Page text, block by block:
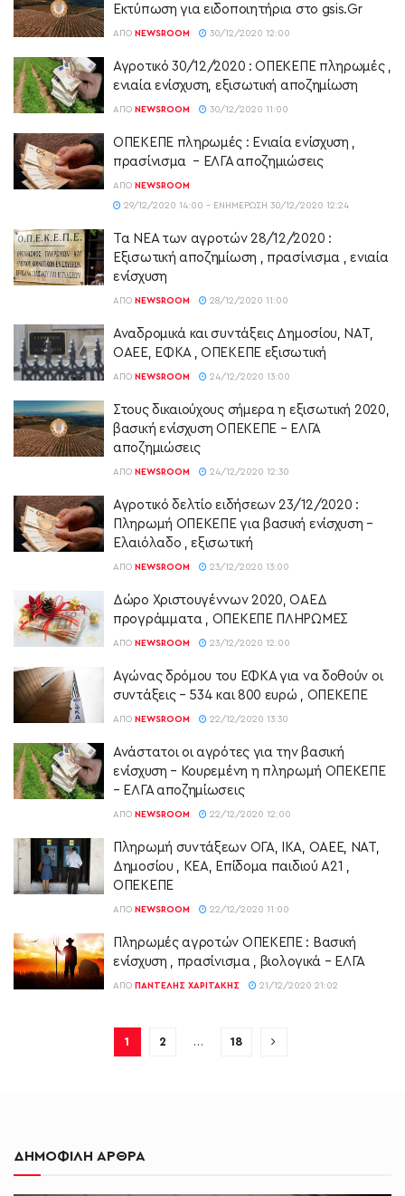
Εκτύπωση για ειδοποιητήρια στο gsis.Gr
ΑΠΌ NEWSROOM 30/12/2020 12:00
Αγροτικό 30/12/2020 : ΟΠΕΚΕΠΕ πληρωμές ,
ενιαία ενίσχυση, εξισωτική αποζημίωση
ΑΠΌ NEWSROOM 30/12/2020 11:00
ΟΠΕΚΕΠΕ πληρωμές : Ενιαία ενίσχυση ,
πρασίνισμα – ΕΛΓΑ αποζημιώσεις
ΑΠΌ NEWSROOM
29/12/2020 14:00 - ΕΝΗΜΈΡΩΣΗ 30/12/2020 12:24
Τα ΝΕΑ των αγροτών 28/12/2020 :
Εξισωτική αποζημίωση , πρασίνισμα , ενιαία
ενίσχυση
ΑΠΌ NEWSROOM 28/12/2020 11:00
Αναδρομικά και συντάξεις Δημοσίου, ΝΑΤ,
ΟΑΕΕ, ΕΦΚΑ , ΟΠΕΚΕΠΕ εξισωτική
ΑΠΌ NEWSROOM 24/12/2020 13:00
Στους δικαιούχους σήμερα η εξισωτική 2020,
βασική ενίσχυση ΟΠΕΚΕΠΕ – ΕΛΓΑ
αποζημιώσεις
ΑΠΌ NEWSROOM 24/12/2020 12:30
Αγροτικό δελτίο ειδήσεων 23/12/2020 :
Πληρωμή ΟΠΕΚΕΠΕ για βασική ενίσχυση –
Ελαιόλαδο , εξισωτική
ΑΠΌ NEWSROOM 23/12/2020 13:00
Δώρο Χριστουγέννων 2020, ΟΑΕΔ
προγράμματα , ΟΠΕΚΕΠΕ ΠΛΗΡΩΜΕΣ
ΑΠΌ NEWSROOM 23/12/2020 12:00
Αγώνας δρόμου του ΕΦΚΑ για να δοθούν οι
συντάξεις – 534 και 800 ευρώ , ΟΠΕΚΕΠΕ
ΑΠΌ NEWSROOM 22/12/2020 13:30
Ανάστατοι οι αγρότες για την βασική
ενίσχυση – Κουρεμένη η πληρωμή ΟΠΕΚΕΠΕ
– ΕΛΓΑ αποζημίωσεις
ΑΠΌ NEWSROOM 22/12/2020 12:00
Πληρωμή συντάξεων ΟΓΑ, ΙΚΑ, ΟΑΕΕ, ΝΑΤ,
Δημοσίου , ΚΕΑ, Επίδομα παιδιού Α21 ,
ΟΠΕΚΕΠΕ
ΑΠΌ NEWSROOM 22/12/2020 11:00
Πληρωμές αγροτών ΟΠΕΚΕΠΕ : Βασική
ενίσχυση , πρασίνισμα , βιολογικά – ΕΛΓΑ
ΑΠΌ ΠΑΝΤΕΛΉΣ ΧΑΡΙΤΆΚΗΣ 21/12/2020 21:02
1 2 … 18
ΔΗΜΟΦΙΛΗ ΑΡΘΡΑ